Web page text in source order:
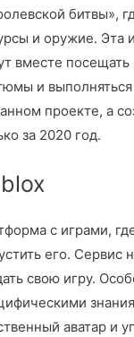
битвы»,
и оружие. Эта
вместе
и
проекте, а
за 2020 год.
с играми,
его. Сервис
свою игру.
аватар и